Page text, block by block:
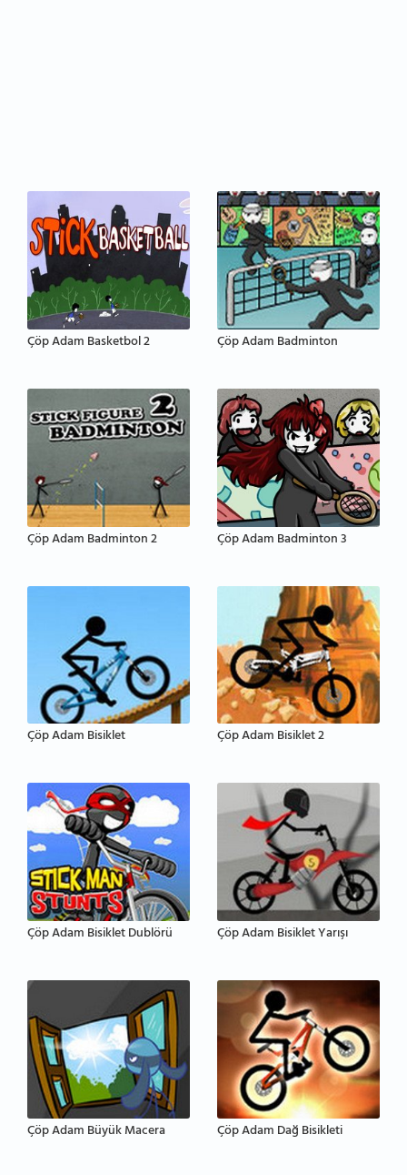
Çöp Adam Basketbol 2 Çöp Adam Badminton
Çöp Adam Badminton 2 Çöp Adam Badminton 3
Çöp Adam Bisiklet Çöp Adam Bisiklet 2
Çöp Adam Bisiklet Dublörü Çöp Adam Bisiklet Yarışı
Çöp Adam Büyük Macera Çöp Adam Dağ Bisikleti